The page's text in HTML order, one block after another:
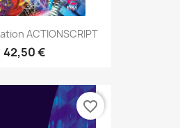
ACTIONSCRIPT
42,50 €
favorite_border